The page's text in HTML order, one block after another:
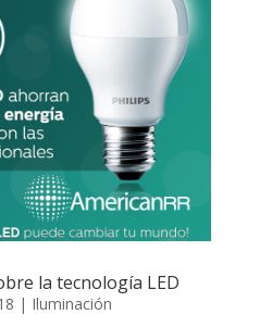
la tecnología LED
| Iluminación